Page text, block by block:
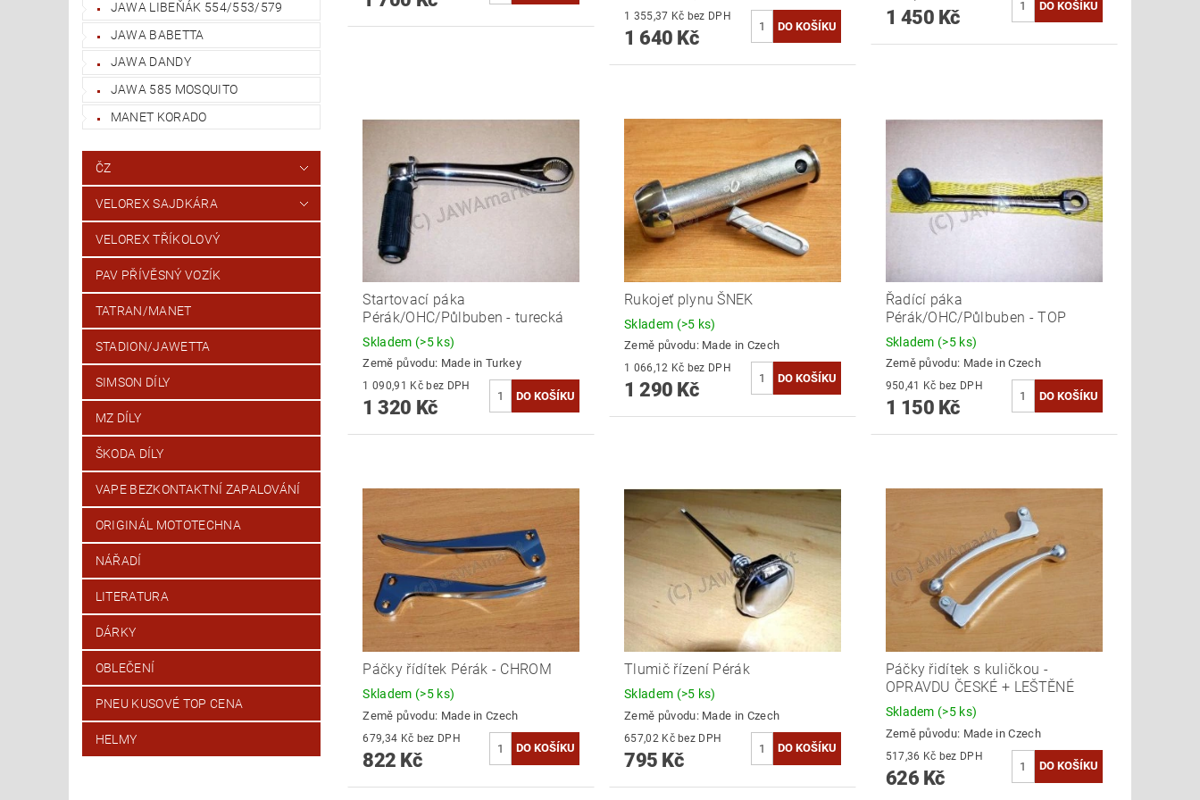
JAWA LIBEŇÁK 554/553/579
JAWA BABETTA
JAWA DANDY
JAWA 585 MOSQUITO
MANET KORADO
ČZ
VELOREX SAJDKÁRA
VELOREX TŘÍKOLOVÝ
PAV PŘÍVĚSNÝ VOZÍK
TATRAN/MANET
STADION/JAWETTA
SIMSON DÍLY
MZ DÍLY
ŠKODA DÍLY
VAPE BEZKONTAKTNÍ ZAPALOVÁNÍ
ORIGINÁL MOTOTECHNA
NÁŘADÍ
LITERATURA
DÁRKY
OBLEČENÍ
PNEU KUSOVÉ TOP CENA
HELMY
1 355,37 Kč bez DPH
1 640 Kč
1 450 Kč
Startovací páka
Pérák/OHC/Půlbuben - turecká
Skladem (>5 ks)
Země původu: Made in Turkey
1 090,91 Kč bez DPH
1 320 Kč
Rukojeť plynu ŠNEK
Skladem (>5 ks)
Země původu: Made in Czech
1 066,12 Kč bez DPH
1 290 Kč
Řadící páka
Pérák/OHC/Půlbuben - TOP
Skladem (>5 ks)
Země původu: Made in Czech
950,41 Kč bez DPH
1 150 Kč
Páčky řídítek Pérák - CHROM
Skladem (>5 ks)
Země původu: Made in Czech
679,34 Kč bez DPH
822 Kč
Tlumič řízení Pérák
Skladem (>5 ks)
Země původu: Made in Czech
657,02 Kč bez DPH
795 Kč
Páčky řidítek s kuličkou -
OPRAVDU ČESKÉ + LEŠTĚNÉ
Skladem (>5 ks)
Země původu: Made in Czech
517,36 Kč bez DPH
626 Kč